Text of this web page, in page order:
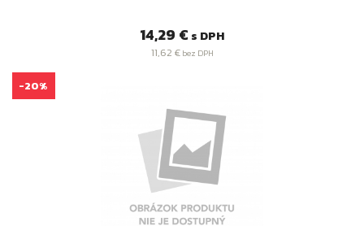
Cena
14,29 € s DPH
11,62 €bez DPH
-20%